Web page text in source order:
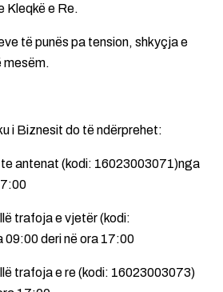
Kleqkë e Re.
të punës pa tension, shkyçja e
mesëm.
i Biznesit do të ndërprehet:
antenat (kodi: 16023003071)nga
trafoja e vjetër (kodi:
deri në ora 17:00
trafoja e re (kodi: 16023003073)